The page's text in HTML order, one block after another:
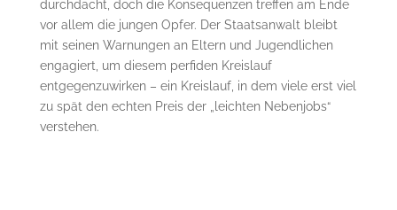
durchdacht, doch die Konsequenzen treffen am Ende
vor allem die jungen Opfer. Der Staatsanwalt bleibt
mit seinen Warnungen an Eltern und Jugendlichen
engagiert, um diesem perfiden Kreislauf
entgegenzuwirken – ein Kreislauf, in dem viele erst viel
zu spät den echten Preis der „leichten Nebenjobs“
verstehen.